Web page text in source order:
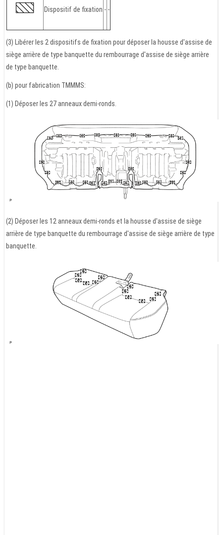
Dispositif de fixation - -
(3) Libérer les 2 dispositifs de fixation pour déposer la housse d'assise de
siège arrière de type banquette du rembourrage d'assise de siège arrière
de type banquette.
(b) pour fabrication TMMMS:
(1) Déposer les 27 anneaux demi-ronds.
(2) Déposer les 12 anneaux demi-ronds et la housse d'assise de siège
arrière de type banquette du rembourrage d'assise de siège arrière de type
banquette.